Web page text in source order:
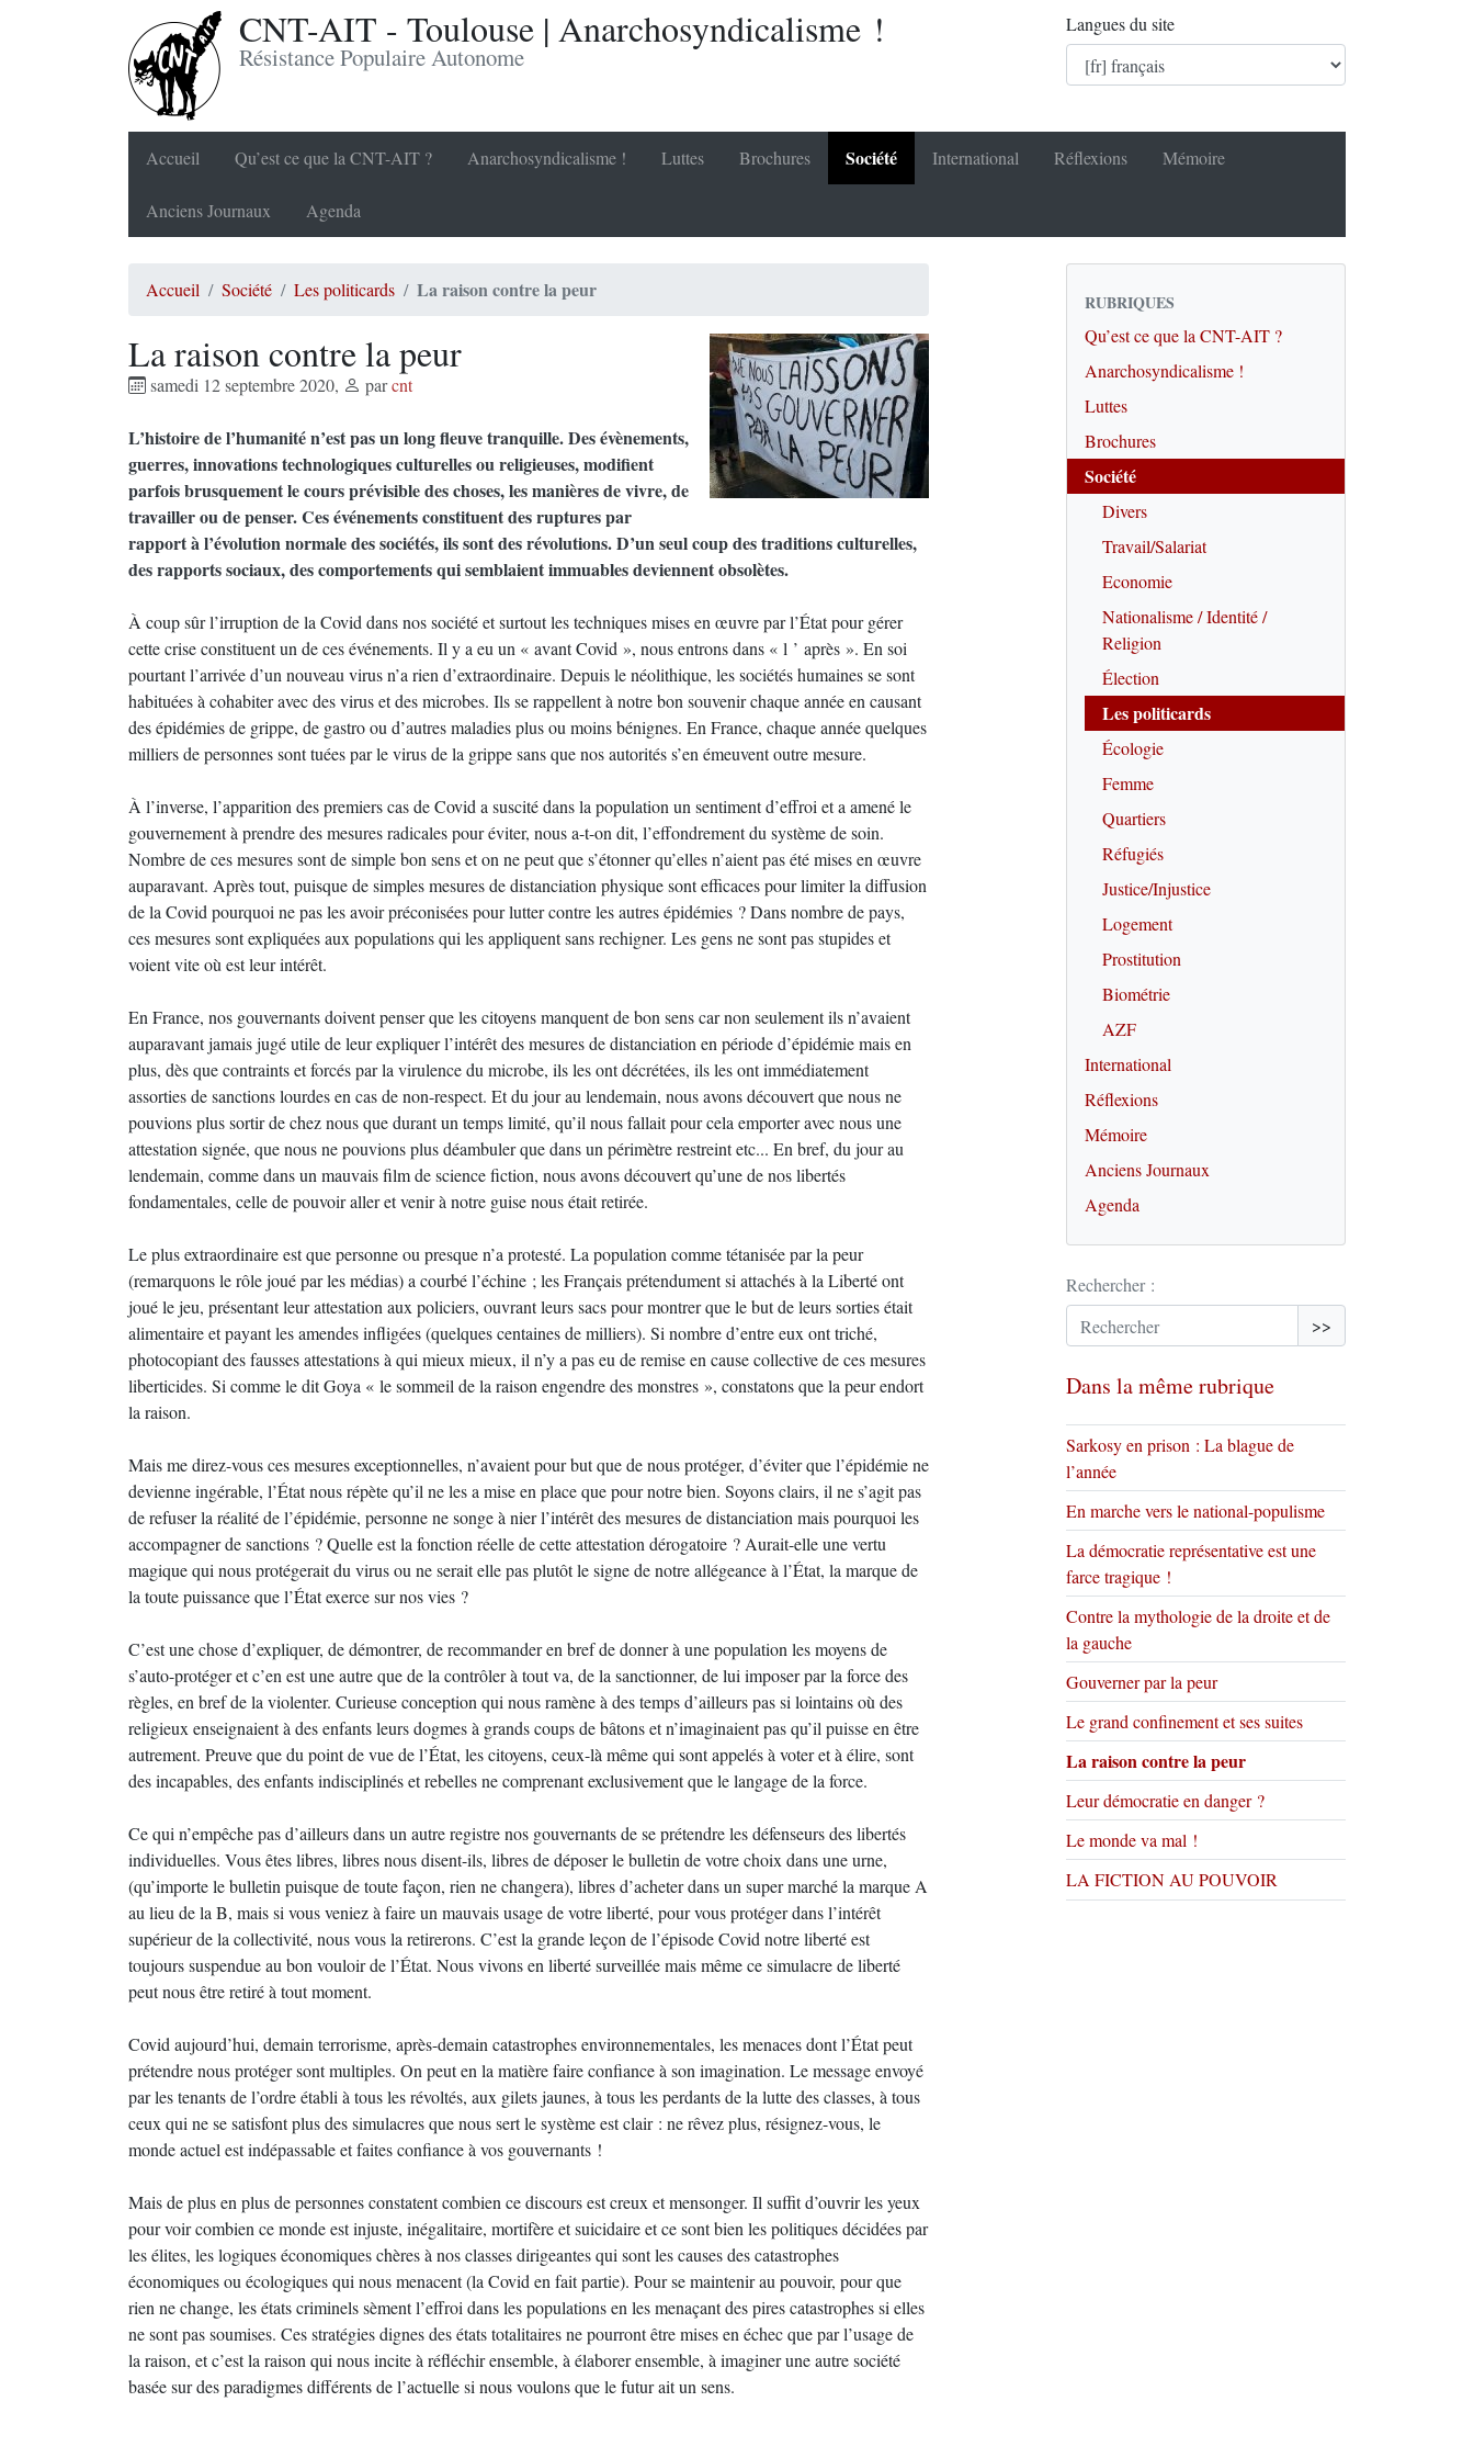
CNT-AIT - Toulouse | Anarchosyndicalisme !
Résistance Populaire Autonome
Langues du site
Accueil Qu’est ce que la CNT-AIT ? Anarchosyndicalisme ! Luttes Brochures Société International Réflexions Mémoire
Anciens Journaux Agenda
Accueil Société Les politicards La raison contre la peur
La raison contre la peur
samedi 12 septembre 2020, parcnt
L’histoire de l’humanité n’est pas un long fleuve tranquille. Des évènements,
guerres, innovations technologiques culturelles ou religieuses, modifient
parfois brusquement le cours prévisible des choses, les manières de vivre, de
travailler ou de penser. Ces événements constituent des ruptures par
rapport à l’évolution normale des sociétés, ils sont des révolutions. D’un seul coup des traditions culturelles,
des rapports sociaux, des comportements qui semblaient immuables deviennent obsolètes.
À coup sûr l’irruption de la Covid dans nos société et surtout les techniques mises en œuvre par l’État pour gérer
cette crise constituent un de ces événements. Il y a eu un « avant Covid », nous entrons dans « l ’ après ». En soi
pourtant l’arrivée d’un nouveau virus n’a rien d’extraordinaire. Depuis le néolithique, les sociétés humaines se sont
habituées à cohabiter avec des virus et des microbes. Ils se rappellent à notre bon souvenir chaque année en causant
des épidémies de grippe, de gastro ou d’autres maladies plus ou moins bénignes. En France, chaque année quelques
milliers de personnes sont tuées par le virus de la grippe sans que nos autorités s’en émeuvent outre mesure.
À l’inverse, l’apparition des premiers cas de Covid a suscité dans la population un sentiment d’effroi et a amené le
gouvernement à prendre des mesures radicales pour éviter, nous a-t-on dit, l’effondrement du système de soin.
Nombre de ces mesures sont de simple bon sens et on ne peut que s’étonner qu’elles n’aient pas été mises en œuvre
auparavant. Après tout, puisque de simples mesures de distanciation physique sont efficaces pour limiter la diffusion
de la Covid pourquoi ne pas les avoir préconisées pour lutter contre les autres épidémies ? Dans nombre de pays,
ces mesures sont expliquées aux populations qui les appliquent sans rechigner. Les gens ne sont pas stupides et
voient vite où est leur intérêt.
En France, nos gouvernants doivent penser que les citoyens manquent de bon sens car non seulement ils n’avaient
auparavant jamais jugé utile de leur expliquer l’intérêt des mesures de distanciation en période d’épidémie mais en
plus, dès que contraints et forcés par la virulence du microbe, ils les ont décrétées, ils les ont immédiatement
assorties de sanctions lourdes en cas de non-respect. Et du jour au lendemain, nous avons découvert que nous ne
pouvions plus sortir de chez nous que durant un temps limité, qu’il nous fallait pour cela emporter avec nous une
attestation signée, que nous ne pouvions plus déambuler que dans un périmètre restreint etc... En bref, du jour au
lendemain, comme dans un mauvais film de science fiction, nous avons découvert qu’une de nos libertés
fondamentales, celle de pouvoir aller et venir à notre guise nous était retirée.
Le plus extraordinaire est que personne ou presque n’a protesté. La population comme tétanisée par la peur
(remarquons le rôle joué par les médias) a courbé l’échine ; les Français prétendument si attachés à la Liberté ont
joué le jeu, présentant leur attestation aux policiers, ouvrant leurs sacs pour montrer que le but de leurs sorties était
alimentaire et payant les amendes infligées (quelques centaines de milliers). Si nombre d’entre eux ont triché,
photocopiant des fausses attestations à qui mieux mieux, il n’y a pas eu de remise en cause collective de ces mesures
liberticides. Si comme le dit Goya « le sommeil de la raison engendre des monstres », constatons que la peur endort
la raison.
Mais me direz-vous ces mesures exceptionnelles, n’avaient pour but que de nous protéger, d’éviter que l’épidémie ne
devienne ingérable, l’État nous répète qu’il ne les a mise en place que pour notre bien. Soyons clairs, il ne s’agit pas
de refuser la réalité de l’épidémie, personne ne songe à nier l’intérêt des mesures de distanciation mais pourquoi les
accompagner de sanctions ? Quelle est la fonction réelle de cette attestation dérogatoire ? Aurait-elle une vertu
magique qui nous protégerait du virus ou ne serait elle pas plutôt le signe de notre allégeance à l’État, la marque de
la toute puissance que l’État exerce sur nos vies ?
C’est une chose d’expliquer, de démontrer, de recommander en bref de donner à une population les moyens de
s’auto-protéger et c’en est une autre que de la contrôler à tout va, de la sanctionner, de lui imposer par la force des
règles, en bref de la violenter. Curieuse conception qui nous ramène à des temps d’ailleurs pas si lointains où des
religieux enseignaient à des enfants leurs dogmes à grands coups de bâtons et n’imaginaient pas qu’il puisse en être
autrement. Preuve que du point de vue de l’État, les citoyens, ceux-là même qui sont appelés à voter et à élire, sont
des incapables, des enfants indisciplinés et rebelles ne comprenant exclusivement que le langage de la force.
Ce qui n’empêche pas d’ailleurs dans un autre registre nos gouvernants de se prétendre les défenseurs des libertés
individuelles. Vous êtes libres, libres nous disent-ils, libres de déposer le bulletin de votre choix dans une urne,
(qu’importe le bulletin puisque de toute façon, rien ne changera), libres d’acheter dans un super marché la marque A
au lieu de la B, mais si vous veniez à faire un mauvais usage de votre liberté, pour vous protéger dans l’intérêt
supérieur de la collectivité, nous vous la retirerons. C’est la grande leçon de l’épisode Covid notre liberté est
toujours suspendue au bon vouloir de l’État. Nous vivons en liberté surveillée mais même ce simulacre de liberté
peut nous être retiré à tout moment.
Covid aujourd’hui, demain terrorisme, après-demain catastrophes environnementales, les menaces dont l’État peut
prétendre nous protéger sont multiples. On peut en la matière faire confiance à son imagination. Le message envoyé
par les tenants de l’ordre établi à tous les révoltés, aux gilets jaunes, à tous les perdants de la lutte des classes, à tous
ceux qui ne se satisfont plus des simulacres que nous sert le système est clair : ne rêvez plus, résignez-vous, le
monde actuel est indépassable et faites confiance à vos gouvernants !
Mais de plus en plus de personnes constatent combien ce discours est creux et mensonger. Il suffit d’ouvrir les yeux
pour voir combien ce monde est injuste, inégalitaire, mortifère et suicidaire et ce sont bien les politiques décidées par
les élites, les logiques économiques chères à nos classes dirigeantes qui sont les causes des catastrophes
économiques ou écologiques qui nous menacent (la Covid en fait partie). Pour se maintenir au pouvoir, pour que
rien ne change, les états criminels sèment l’effroi dans les populations en les menaçant des pires catastrophes si elles
ne sont pas soumises. Ces stratégies dignes des états totalitaires ne pourront être mises en échec que par l’usage de
la raison, et c’est la raison qui nous incite à réfléchir ensemble, à élaborer ensemble, à imaginer une autre société
basée sur des paradigmes différents de l’actuelle si nous voulons que le futur ait un sens.
RUBRIQUES
Qu’est ce que la CNT-AIT ?
Anarchosyndicalisme !
Luttes
Brochures
Société
Divers
Travail/Salariat
Economie
Nationalisme / Identité /
Religion
Élection
Les politicards
Écologie
Femme
Quartiers
Réfugiés
Justice/Injustice
Logement
Prostitution
Biométrie
AZF
International
Réflexions
Mémoire
Anciens Journaux
Agenda
Rechercher :
>>
Dans la même rubrique
Sarkosy en prison : La blague de
l’année
En marche vers le national-populisme
La démocratie représentative est une
farce tragique !
Contre la mythologie de la droite et de
la gauche
Gouverner par la peur
Le grand confinement et ses suites
La raison contre la peur
Leur démocratie en danger ?
Le monde va mal !
LA FICTION AU POUVOIR